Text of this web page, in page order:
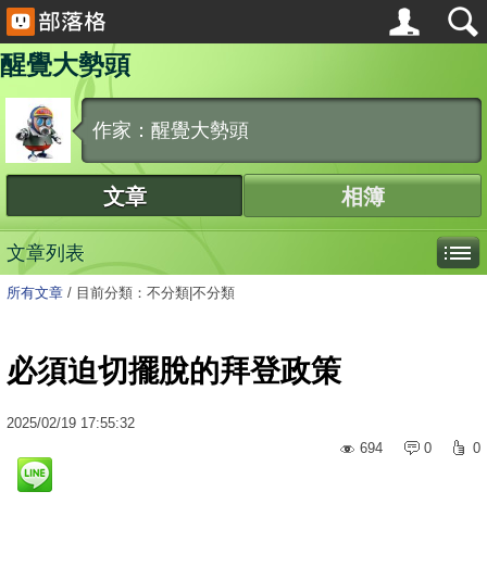
醒覺大勢頭
作家：醒覺大勢頭
文章 相簿
文章列表
所有文章 / 目前分類：不分類|不分類
必須迫切擺脫的拜登政策
2025/02/19 17:55:32
694
0 0